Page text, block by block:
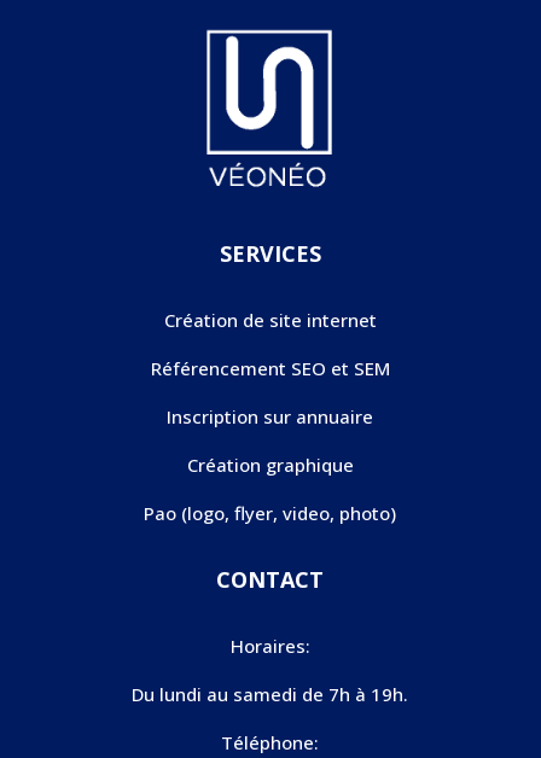
SERVICES
Création de site internet
Référencement SEO et SEM
Inscription sur annuaire
Création graphique
Pao (logo, flyer, video, photo)
CONTACT
Horaires:
Du lundi au samedi de 7h à 19h.
Téléphone: